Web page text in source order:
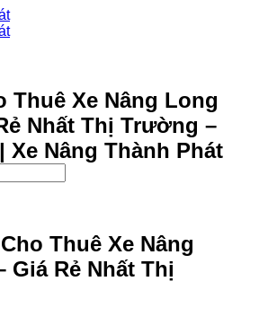
Thuê Xe Nâng Long
Nhất Thị Trường –
Xe Nâng Thành Phát
Thuê Xe Nâng
Giá Rẻ Nhất Thị